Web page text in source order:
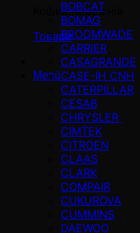
Кошик порожній
Товари
Menü
BOBCAT
BOMAG
BROOMWADE
CARRIER
CASAGRANDE
CASE-IH CNH
CATERPILLAR
CESAB
CHRYSLER
CIMTEK
CITROEN
CLAAS
CLARK
COMPAIR
CUKUROVA
CUMMINS
DAEWOO